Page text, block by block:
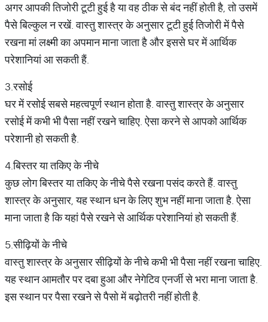
अगर आपकी तिजोरी टूटी हुई है या वह ठीक से बंद नहीं होती है, तो उसमें
पैसे बिल्कुल न रखें. वास्तु शास्त्र के अनुसार टूटी हुई तिजोरी में पैसे
रखना मां लक्ष्मी का अपमान माना जाता है और इससे घर में आर्थिक
परेशानियां आ सकती हैं.
3.रसोई
घर में रसोई सबसे महत्वपूर्ण स्थान होता है. वास्तु शास्त्र के अनुसार
रसोई में कभी भी पैसा नहीं रखने चाहिए. ऐसा करने से आपको आर्थिक
परेशानी हो सकती है.
4.बिस्तर या तकिए के नीचे
कुछ लोग बिस्तर या तकिए के नीचे पैसे रखना पसंद करते हैं. वास्तु
शास्त्र के अनुसार, यह स्थान धन के लिए शुभ नहीं माना जाता है. ऐसा
माना जाता है कि यहां पैसे रखने से आर्थिक परेशानियां हो सकती हैं.
5.सीढ़ियों के नीचे
वास्तु शास्त्र के अनुसार सीढ़ियों के नीचे कभी भी पैसा नहीं रखना चाहिए.
यह स्थान आमतौर पर दबा हुआ और नेगेटिव एनर्जी से भरा माना जाता है.
इस स्थान पर पैसा रखने से पैसो में बढ़ोतरी नहीं होती है.